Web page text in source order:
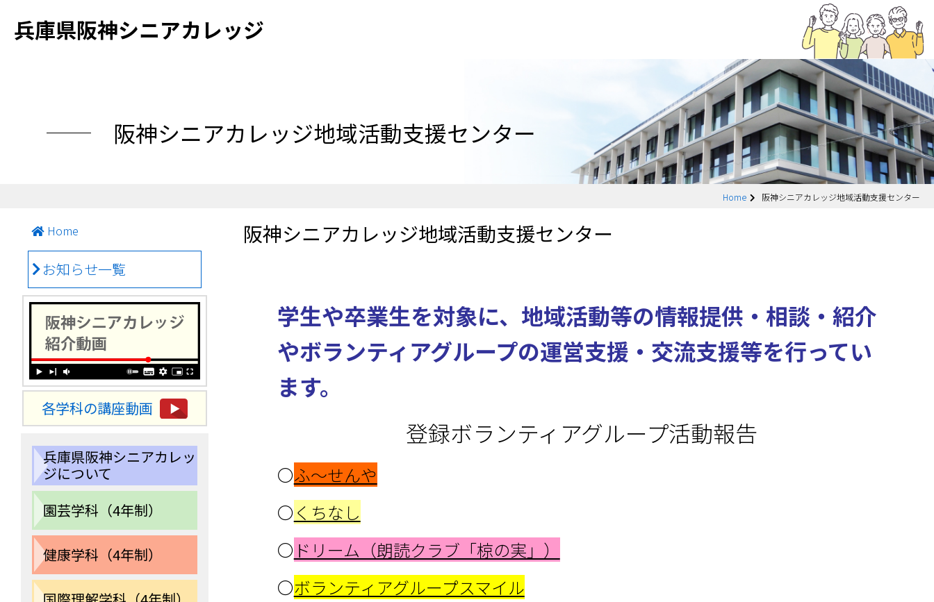
兵庫県阪神シニアカレッジ
阪神シニアカレッジ地域活動支援センター
Home 阪神シニアカレッジ地域活動支援センター
阪神シニアカレッジ地域活動支援センター
学生や卒業生を対象に、地域活動等の情報提供・相談・紹介
やボランティアグループの運営支援・交流支援等を行ってい
ます。
登録ボランティアグループ活動報告
〇ふ～せんや
〇くちなし
〇 ドリーム（朗読クラブ「椋の実」）
〇ボランティアグループスマイル
Home
お知らせ一覧
各学科の講座動画
兵庫県阪神シニアカレッ
ジについて
園芸学科（4年制）
健康学科（4年制）